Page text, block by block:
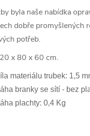
byla naše nabídka
dobře promyšlených
potřeb.
x 80 x 60 cm.
materiálu trubek: 1,5
branky se sítí - bez
plachty: 0,4 Kg